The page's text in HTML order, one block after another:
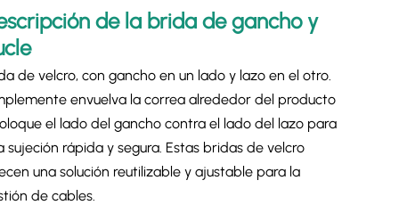
de la brida de gancho y
de velcro, con gancho en un lado y lazo en el otro.
envuelva la correa alrededor del producto
el lado del gancho contra el lado del lazo para
sujeción rápida y segura. Estas bridas de velcro
una solución reutilizable y ajustable para la
de cables.